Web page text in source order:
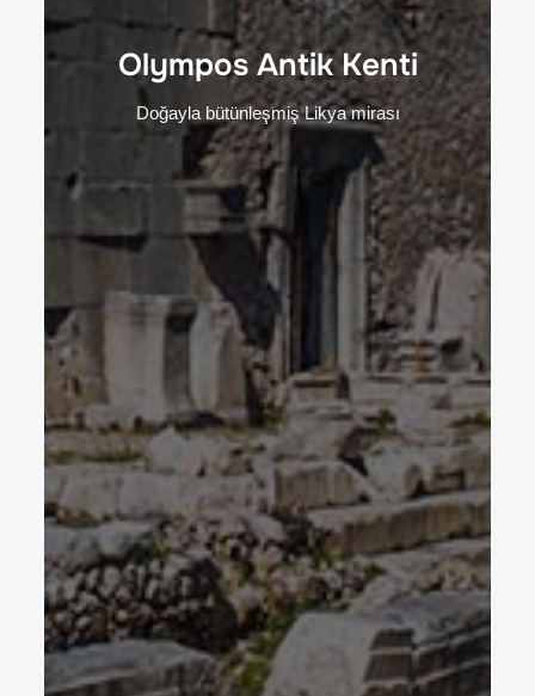
Olympos Antik Kenti
Doğayla bütünleşmiş Likya mirası